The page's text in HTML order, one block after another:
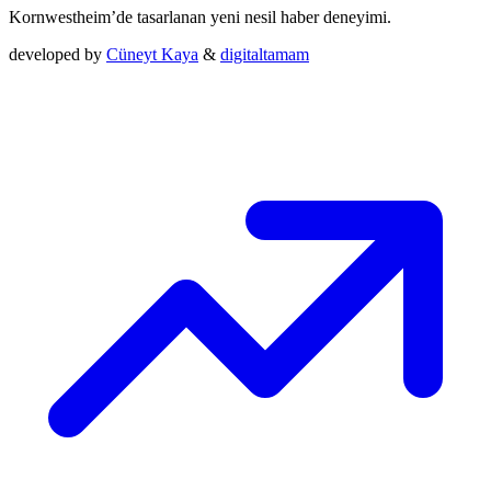
Kornwestheim’de tasarlanan yeni nesil haber deneyimi.
developed by Cüneyt Kaya & digitaltamam